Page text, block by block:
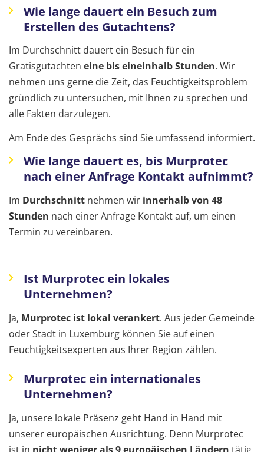
Wie lange dauert ein Besuch zum
Erstellen des Gutachtens?
Im Durchschnitt dauert ein Besuch für ein
Gratisgutachten eine bis eineinhalb Stunden. Wir
nehmen uns gerne die Zeit, das Feuchtigkeitsproblem
gründlich zu untersuchen, mit Ihnen zu sprechen und
alle Fakten darzulegen.
Am Ende des Gesprächs sind Sie umfassend informiert.
Wie lange dauert es, bis Murprotec
nach einer Anfrage Kontakt aufnimmt?
Im Durchschnitt nehmen wir innerhalb von 48
Stunden nach einer Anfrage Kontakt auf, um einen
Termin zu vereinbaren.
Ist Murprotec ein lokales
Unternehmen?
Ja, Murprotec ist lokal verankert. Aus jeder Gemeinde
oder Stadt in Luxemburg können Sie auf einen
Feuchtigkeitsexperten aus Ihrer Region zählen.
Murprotec ein internationales
Unternehmen?
Ja, unsere lokale Präsenz geht Hand in Hand mit
unserer europäischen Ausrichtung. Denn Murprotec
ist in nicht weniger als 9 europäischen Ländern tätig.